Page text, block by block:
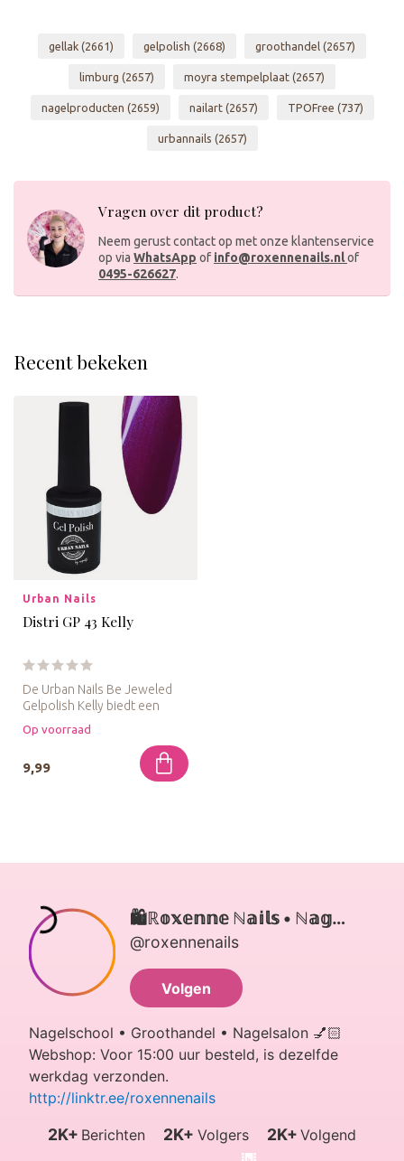
gellak (2661) gelpolish (2668) groothandel (2657)
limburg (2657) moyra stempelplaat (2657)
nagelproducten (2659) nailart (2657) TPOFree (737)
urbannails (2657)
Vragen over dit product?
Neem gerust contact op met onze klantenservice
op via WhatsApp of info@roxennenails.nlof
0495-626627.
Recent bekeken
Urban Nails
Distri GP 43 Kelly
De Urban Nails Be Jeweled
Gelpolish Kelly biedt een
schitterende paarse tint, ge...
Op voorraad
9,99